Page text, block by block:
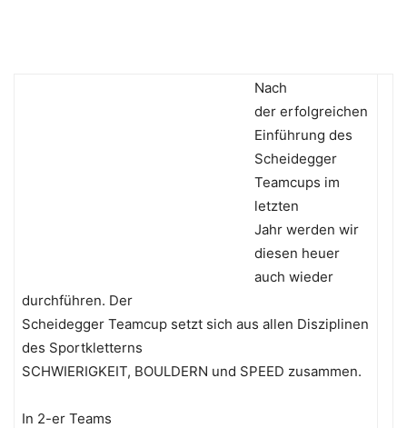
Nach
der erfolgreichen
Einführung des
Scheidegger
Teamcups im
letzten
Jahr werden wir
diesen heuer
auch wieder
durchführen. Der
Scheidegger Teamcup setzt sich aus allen Disziplinen
des Sportkletterns
SCHWIERIGKEIT, BOULDERN und SPEED zusammen.
In 2-er Teams